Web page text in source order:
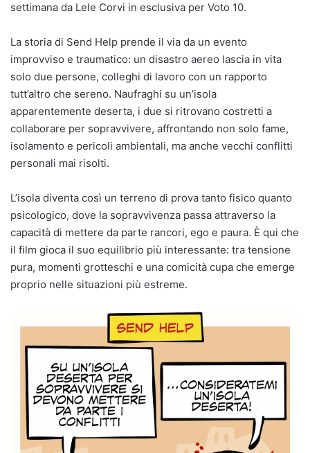
settimana da Lele Corvi in esclusiva per Voto 10.
La storia di Send Help prende il via da un evento
improvviso e traumatico: un disastro aereo lascia in vita
solo due persone, colleghi di lavoro con un rapporto
tutt’altro che sereno. Naufraghi su un’isola
apparentemente deserta, i due si ritrovano costretti a
collaborare per sopravvivere, affrontando non solo fame,
isolamento e pericoli ambientali, ma anche vecchi conflitti
personali mai risolti.
L’isola diventa così un terreno di prova tanto fisico quanto
psicologico, dove la sopravvivenza passa attraverso la
capacità di mettere da parte rancori, ego e paura. È qui che
il film gioca il suo equilibrio più interessante: tra tensione
pura, momenti grotteschi e una comicità cupa che emerge
proprio nelle situazioni più estreme.